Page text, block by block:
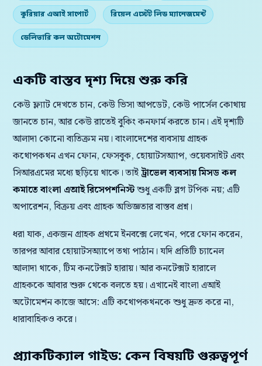
কুরিয়ার এআই সাপোর্ট রিয়েল এস্টেট লিড ম্যানেজমেন্ট
ডেলিভারি কল অটোমেশন
একটি বাস্তব দৃশ্য দিয়ে শুরু করি
কেউ ফ্ল্যাট দেখতে চান, কেউ ভিসা আপডেট, কেউ পার্সেল কোথায়
জানতে চান, আর কেউ রাতেই বুকিং কনফার্ম করতে চান। এই দৃশ্যটি
আলাদা কোনো ব্যতিক্রম নয়। বাংলাদেশের ব্যবসায় গ্রাহক
কথোপকথন এখন ফোন, ফেসবুক, হোয়াটসঅ্যাপ, ওয়েবসাইট এবং
সিআরএমের মধ্যে ছড়িয়ে থাকে। তাইট্রাভেল ব্যবসায় মিসড কল
কমাতে বাংলা এআই রিসেপশনিস্টশুধু একটি ব্লগ টপিক নয়; এটি
অপারেশন, বিক্রয় এবং গ্রাহক অভিজ্ঞতার বাস্তব প্রশ্ন।
ধরা যাক, একজন গ্রাহক প্রথমে ইনবক্সে লেখেন, পরে ফোন করেন,
তারপর আবার হোয়াটসঅ্যাপে তথ্য পাঠান। যদি প্রতিটি চ্যানেল
আলাদা থাকে, টিম কনটেক্সট হারায়। আর কনটেক্সট হারালে
গ্রাহককে আবার শুরু থেকে বলতে হয়। এখানেই বাংলা এআই
অটোমেশন কাজে আসে: এটি কথোপকথনকে শুধু দ্রুত করে না,
ধারাবাহিকও করে।
প্র্যাকটিক্যাল গাইড: কেন বিষয়টি গুরুত্বপূর্ণ